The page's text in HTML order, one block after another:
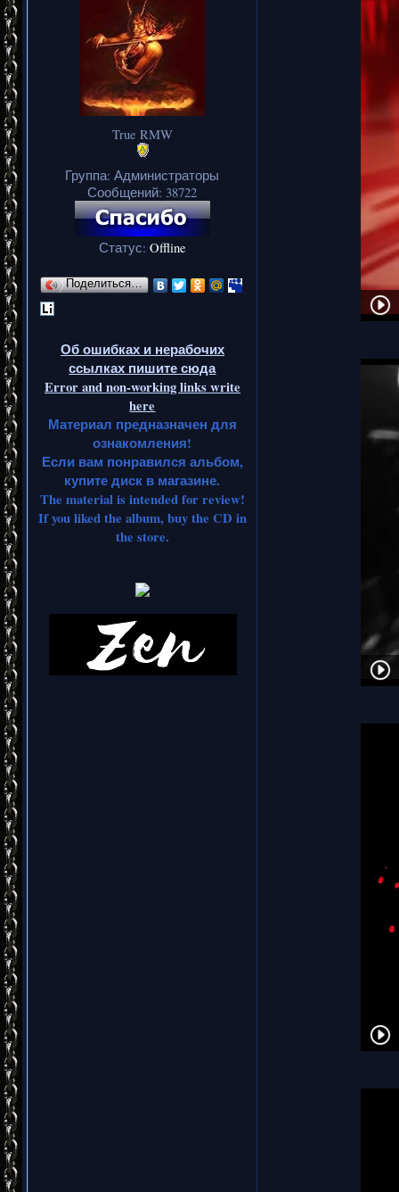
True RMW
Группа: Администраторы
Сообщений: 38722
Статус: Offline
Поделиться…
Об ошибках и нерабочих
ссылках пишите сюда
Error and non-working links write
here
Материал предназначен для
ознакомления!
Если вам понравился альбом,
купите диск в магазине.
The material is intended for review!
If you liked the album, buy the CD in
the store.